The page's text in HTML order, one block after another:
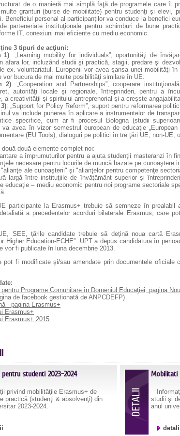
de o manieră mai simplă faţă de programele care îl
granturi (burse de mobilitate) pentru studenţi şi elevi,
Beneficiul personal al participanţilor va conduce la benefici
parteneriate instituţionale pentru schimburi de bune
IT, conexiuni mai eficiente cu mediu economic.
3 tipuri de acţiuni:
1): „Learning mobility for individuals”, oportunităţi de
afara lor, incluzând studii şi practică, stagii, predare şi
ex. voluntariatul. Europenii vor avea şansa unei mobilităţi
vor bucura de mai multe posibilităţi similare în UE.
2): „Cooperation and Partnerships”, cooperare
autorităţi locale şi regionale, întreprinderi, pentru a
a creativităţii şi spiritului antreprenorial şi a creşste
: „Support for Policy Reform”, suport pentru reformarea
va include punerea în aplicare a instrumentelor de
specifice, cum ar fi procesul Bologna (studii
va avea în vizor semestrul european de educaţie
(EU Tools), dialoguri pe politici în tre ţări UE, non-UE,
două elemente complet noi:
a împrumuturilor pentru a ajuta studenţii masteranzi în
necesare pentru locurile de muncă bazate pe cunoaştere
ale cunoaşterii" şi "alianţelor pentru competenţe
largă între instituţiile de învăţământ superior şi
educaţie – mediu economic pentru noi programe sectoriale
participante la Erasmus+ trebuie să semneze în prealabil
a precedentelor acorduri bilaterale Erasmus, care
SEE, ţările candidate trebuie să deţină noua cartă
Higher Education-ECHE”. UPT a depus candidatura în
vor fi publicate în luna decembrie 2013.
pot fi modificate şi/sau amendate prin documentele
Programe Comunitare în Domeniul Educaţiei, pagina
de facebook gestionată de ANPCDEFP)
- pagina Erasmus+
Erasmus+
Erasmus+ 2015
studenti 2023-2024
privind mobilităţile Erasmus+ de
practică (studenţi & absolvenţi) din
2023-2024.
Mobilitati
studii şi
anul